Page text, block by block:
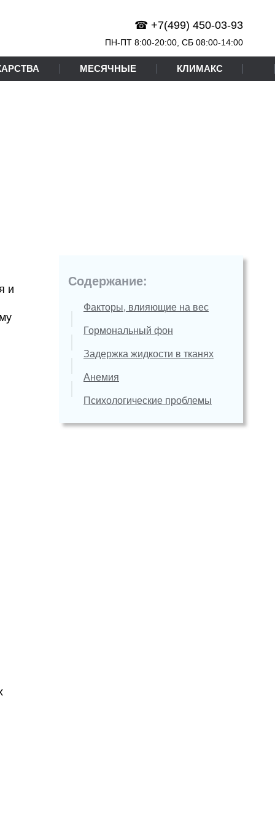
☎ +7(499) 450-03-93
ПН-ПТ 8:00-20:00, СБ 08:00-14:00
МЕСЯЧНЫЕ КЛИМАКС
и
Содержание:
Факторы, влияющие на вес
Гормональный фон
Задержка жидкости в тканях
Анемия
Психологические проблемы